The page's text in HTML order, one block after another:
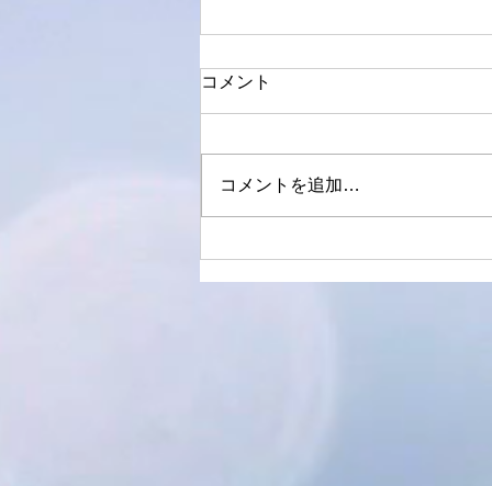
フラッグシップ
コメント
コメントを追加…